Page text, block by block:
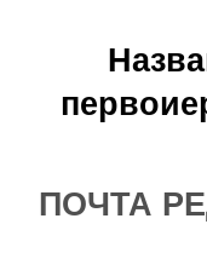
ПОЧТА